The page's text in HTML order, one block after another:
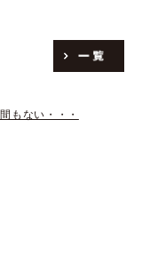
もない・・・